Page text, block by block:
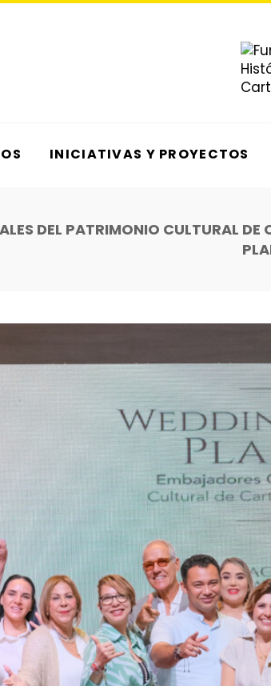
INICIATIVAS Y PROYECTOS
DEL PATRIMONIO CULTURAL